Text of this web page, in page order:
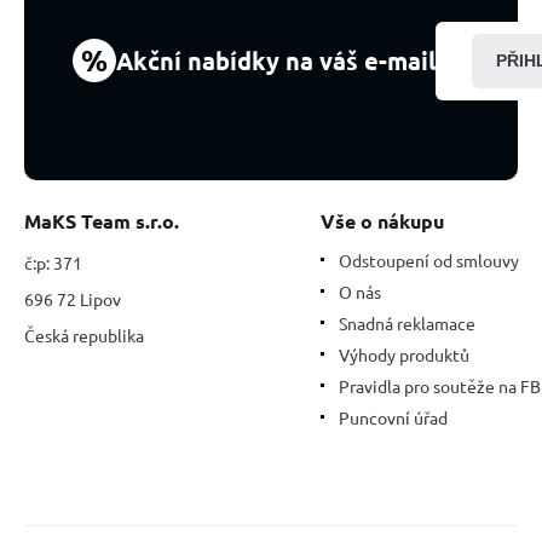
-
17
% Akční nabídky na váš e-mail
MaKS Team s.r.o.
č:p: 371
696 72 Lipov
Česká republika
Vše o nákupu
Odstoupení od smlouvy
O nás
Snadná reklamace
Výhody produktů
Pravidla pro soutěže na FB
Puncovní úřad